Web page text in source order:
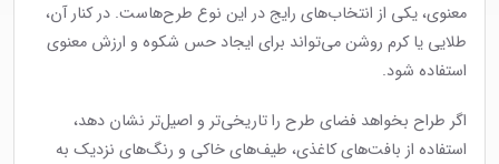
معنوی، یکی از انتخاب‌های رایج در این نوع طرح‌هاست. در کنار آن،
طلایی یا کرم روشن می‌تواند برای ایجاد حس شکوه و ارزش معنوی
استفاده شود.
اگر طراح بخواهد فضای طرح را تاریخی‌تر و اصیل‌تر نشان دهد،
استفاده از بافت‌های کاغذی، طیف‌های خاکی و رنگ‌های نزدیک به